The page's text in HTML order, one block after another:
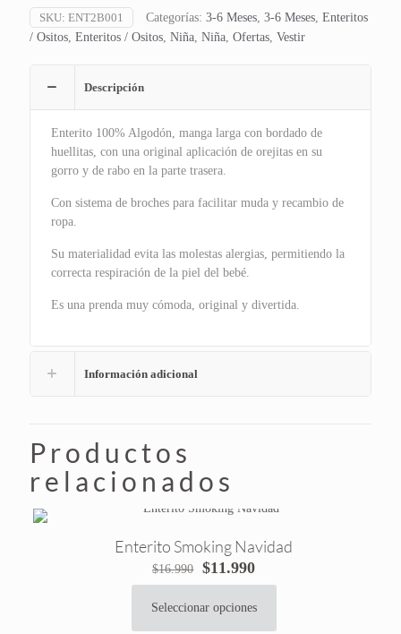
SKU: ENT2B001 Categorías: 3-6 Meses, 3-6 Meses, Enteritos
/ Ositos, Enteritos / Ositos, Niña, Niña, Ofertas, Vestir
Descripción
Enterito 100% Algodón, manga larga con bordado de
huellitas, con una original aplicación de orejitas en su
gorro y de rabo en la parte trasera.
Con sistema de broches para facilitar muda y recambio de
ropa.
Su materialidad evita las molestas alergias, permitiendo la
correcta respiración de la piel del bebé.
Es una prenda muy cómoda, original y divertida.
Información adicional
Productos
relacionados
Enterito Smoking Navidad
$16.990
El
precio
original
$11.990El
precio
actual
Seleccionar opciones